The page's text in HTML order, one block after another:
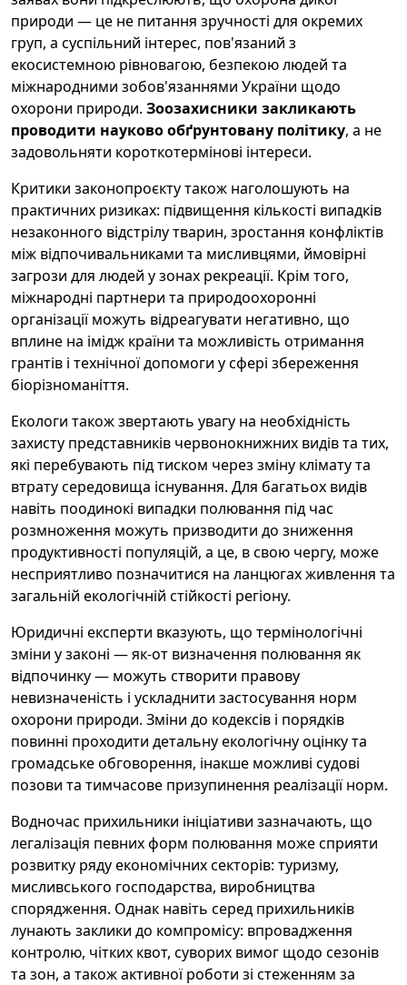
природи — це не питання зручності для окремих
груп, а суспільний інтерес, пов'язаний з
екосистемною рівновагою, безпекою людей та
міжнародними зобов'язаннями України щодо
охорони природи. Зоозахисники закликають
проводити науково обґрунтовану політику, а не
задовольняти короткотермінові інтереси.
Критики законопроєкту також наголошують на
практичних ризиках: підвищення кількості випадків
незаконного відстрілу тварин, зростання конфліктів
між відпочивальниками та мисливцями, ймовірні
загрози для людей у зонах рекреації. Крім того,
міжнародні партнери та природоохоронні
організації можуть відреагувати негативно, що
вплине на імідж країни та можливість отримання
грантів і технічної допомоги у сфері збереження
біорізноманіття.
Екологи також звертають увагу на необхідність
захисту представників червонокнижних видів та тих,
які перебувають під тиском через зміну клімату та
втрату середовища існування. Для багатьох видів
навіть поодинокі випадки полювання під час
розмноження можуть призводити до зниження
продуктивності популяцій, а це, в свою чергу, може
несприятливо позначитися на ланцюгах живлення та
загальній екологічній стійкості регіону.
Юридичні експерти вказують, що термінологічні
зміни у законі — як-от визначення полювання як
відпочинку — можуть створити правову
невизначеність і ускладнити застосування норм
охорони природи. Зміни до кодексів і порядків
повинні проходити детальну екологічну оцінку та
громадське обговорення, інакше можливі судові
позови та тимчасове призупинення реалізації норм.
Водночас прихильники ініціативи зазначають, що
легалізація певних форм полювання може сприяти
розвитку ряду економічних секторів: туризму,
мисливського господарства, виробництва
спорядження. Однак навіть серед прихильників
лунають заклики до компромісу: впровадження
контролю, чітких квот, суворих вимог щодо сезонів
та зон, а також активної роботи зі стеженням за